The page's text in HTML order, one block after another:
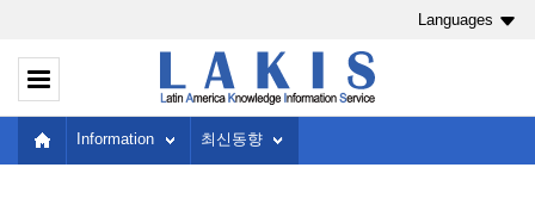
Languages
Information 최신동향